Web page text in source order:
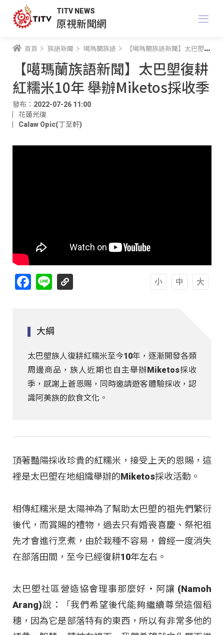
TITV NEWS
原視新聞網
首頁 族語新聞 噶瑪蘭族語 【噶瑪蘭族語新聞】太巴塱復耕紅糯米10年 舉辦Miketos採收季
【噶瑪蘭族語新聞】太巴塱復耕
紅糯米10年 舉辦Miketos採收季
發布：2022-07-26 11:00
花蓮光復
Calaw Opic(丁至軒)
Facebook
Line
大綱
太巴塱族人復耕紅糯米至今10年，逐漸開發各類
周邊商品，族人近期也自主舉辦Miketos採收
季，感謝上蒼恩賜，同時邀請遊客體驗採收，認
識阿美族的飲食文化。
頂著豔陽採收珍貴的紅糯米，接受上天的恩賜，這
裡是太巴塱在地組織舉辦的Miketos採收活動。
相傳紅糯米是太陽神為了幫助太巴塱的祖先們繁衍
後代，而賞賜的禮物，過去只有婚喪喜慶、祭祀祖
先才會進行烹煮，由於栽種不容易，曾經一度消失
在部落田間，至今已經復耕10年左右。
太巴塱社區營造協會理事那麼好‧阿讓 (Namoh
Arang)說：「我們希望後代能夠繼續尊榮這個稻
穗，因為它是部落特有的東西，所以有非常多他的